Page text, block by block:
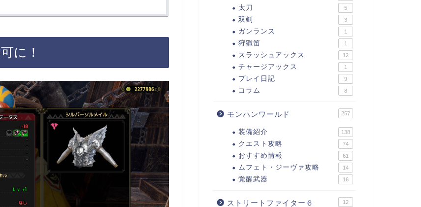
に！
太刀 5
双剣 3
ガンランス 1
狩猟笛 1
スラッシュアックス 12
チャージアックス 1
プレイ日記 9
コラム 8
モンハンワールド 257
装備紹介 138
クエスト攻略 74
おすすめ情報 61
ムフェト・ジーヴァ攻略 14
覚醒武器 16
ストリートファイター６ 12